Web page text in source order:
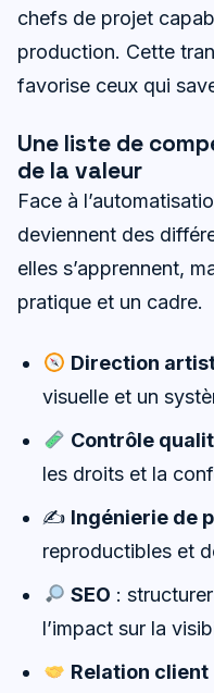
chefs de projet
production. Cette
favorise ceux qui
Une liste de
de la valeur
Face à
deviennent des
elles s’apprennent,
pratique et un cadre.
Direction
visuelle et un
Contrôle
les droits et la
✍️ Ingénierie de
reproductibles et
SEO :
l’impact sur la
Relation client